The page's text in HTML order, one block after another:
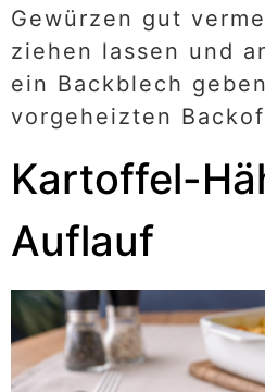
Gewürzen gut
ziehen lassen und
ein Backblech
vorgeheizten
Kartoffel-
Auflauf